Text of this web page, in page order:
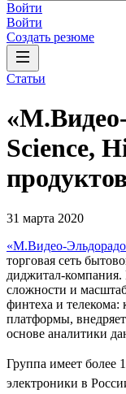
Войти
Войти
Создать резюме
Статьи
Science,
31 марта 2020
«М.Видео-
торговая сеть
диджитал-
сложности и
финтеха и телекома:
платформы,
основе аналитики
Группа имеет более
электроники в